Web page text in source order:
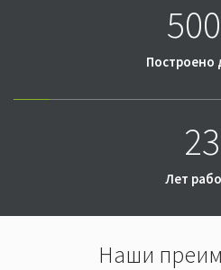
Построено
23
Лет
Наши